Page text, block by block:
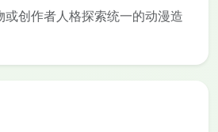
或创作者人格探索统一的动漫造